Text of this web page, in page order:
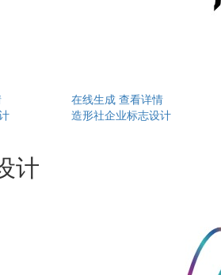
在线生成 查看详情
造形社企业标志设计
计